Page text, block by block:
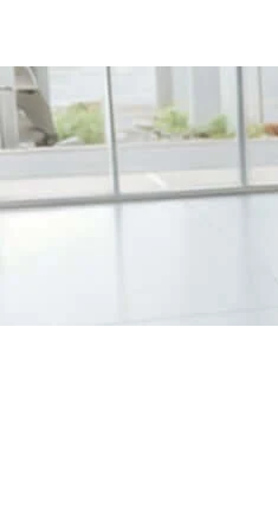
/fragments/plp-details